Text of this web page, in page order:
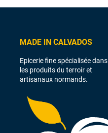
MADE IN CALVADOS
Epicerie fine spécialisée dans
les produits du terroir et
artisanaux normands.